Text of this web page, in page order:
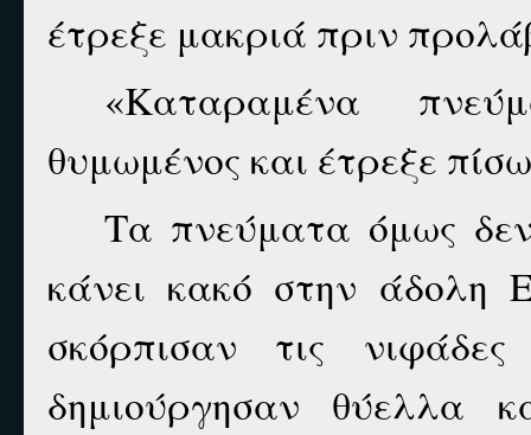
έτρεξε μακριά πριν
«Καταραμένα
θυμωμένος και έτρεξε
Τα πνεύματα όμως
κάνει κακό στην άδολη
σκόρπισαν τις
δημιούργησαν θύελλα